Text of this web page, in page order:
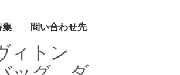
集 問い合わせ先
問い合わせ先
ィトン